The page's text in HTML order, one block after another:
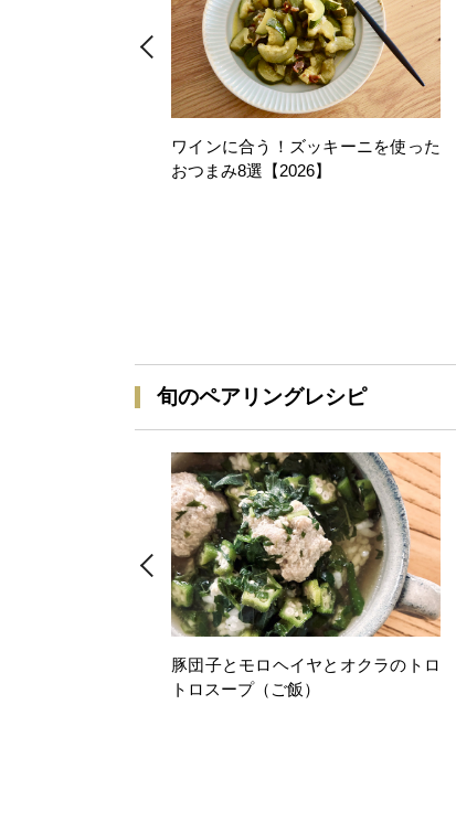
ワインに合う！ズッキーニを使った
おつまみ8選【2026】
旬のペアリングレシピ
豚団子とモロヘイヤとオクラのトロ
トロスープ（ご飯）